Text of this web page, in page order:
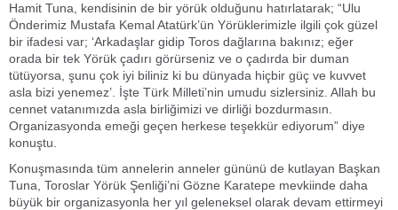
Hamit Tuna, kendisinin de bir yörük olduğunu hatırlatarak; “Ulu
Önderimiz Mustafa Kemal Atatürk’ün Yörüklerimizle ilgili çok güzel
bir ifadesi var; ‘Arkadaşlar gidip Toros dağlarına bakınız; eğer
orada bir tek Yörük çadırı görürseniz ve o çadırda bir duman
tütüyorsa, şunu çok iyi biliniz ki bu dünyada hiçbir güç ve kuvvet
asla bizi yenemez’. İşte Türk Milleti’nin umudu sizlersiniz. Allah bu
cennet vatanımızda asla birliğimizi ve dirliği bozdurmasın.
Organizasyonda emeği geçen herkese teşekkür ediyorum” diye
konuştu.
Konuşmasında tüm annelerin anneler gününü de kutlayan Başkan
Tuna, Toroslar Yörük Şenliği’ni Gözne Karatepe mevkiinde daha
büyük bir organizasyonla her yıl geleneksel olarak devam ettirmeyi